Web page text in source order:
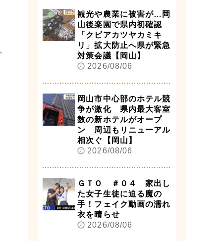
観光や農業に被害が…岡
山後楽園で県内初確認
「クビアカツヤカミキ
リ」拡大防止へ県が緊急
対策会議【岡山】
2026/08/06
岡山市中心部のホテル競
争が激化 県内最大客室
数の新ホテルがオープ
ン 周辺もリニューアル
相次ぐ【岡山】
2026/08/06
ＧＴＯ ＃０４ 家出し
た女子生徒に迫る魔の
手！フェイク動画の濡れ
衣を晴らせ
2026/08/06